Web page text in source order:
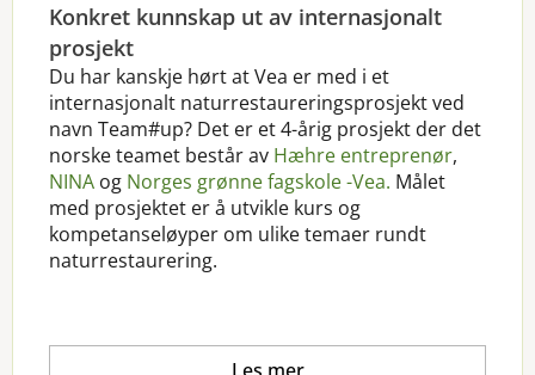
Konkret kunnskap ut av internasjonalt
prosjekt
Du har kanskje hørt at Vea er med i et
internasjonalt naturrestaureringsprosjekt ved
navn Team#up? Det er et 4-årig prosjekt der det
norske teamet består av Hæhre entreprenør,
NINA og Norges grønne fagskole -Vea. Målet
med prosjektet er å utvikle kurs og
kompetanseløyper om ulike temaer rundt
naturrestaurering.